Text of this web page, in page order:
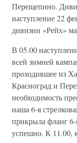
Перещепино.
наступление 22
дивизии «Рейх»
В 05.00
всей зимней
проходившее из
Красноград и
необходимость
наша 6-я
прикрыла фланг
успешно. К 11.00,